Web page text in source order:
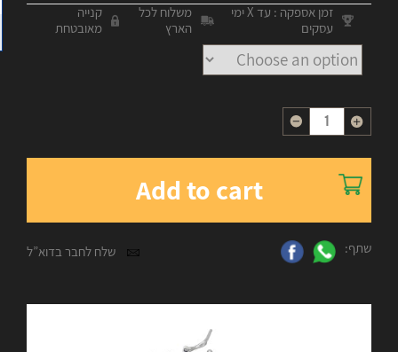
זמן אספקה : עד X ימי
עסקים
משלוח לכל
הארץ
קנייה
מאובטחת
Quantity
Add to cart
שתף: שלח לחבר בדוא”ל